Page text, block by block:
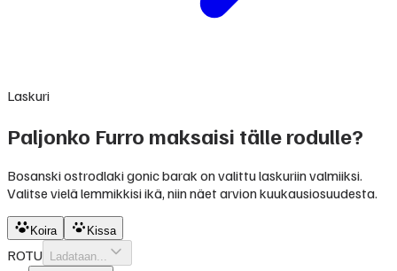
Laskuri
Paljonko Furro maksaisi tälle rodulle?
Bosanski ostrodlaki gonic barak on valittu laskuriin valmiiksi.
Valitse vielä lemmikkisi ikä, niin näet arvion kuukausiosuudesta.
Koira Kissa
ROTU Ladataan...